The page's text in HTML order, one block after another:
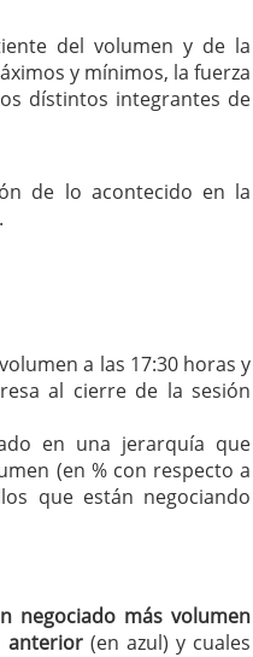
IBEX35 a m?ximos
de m?ximos anuales
a la baja desde el 13/mayo
recorrido a la baja para
apostar por un
del volumen y de la
y mínimos, la fuerza
dístintos integrantes de
de lo acontecido en la
a las 17:30 horas y
al cierre de la sesión
en una jerarquía que
(en % con respecto a
que están negociando
negociado más volumen
anterior(en azul) y cuales